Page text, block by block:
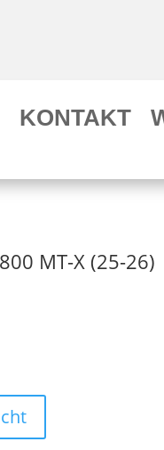
KONTAKT
MT-X (25-26)